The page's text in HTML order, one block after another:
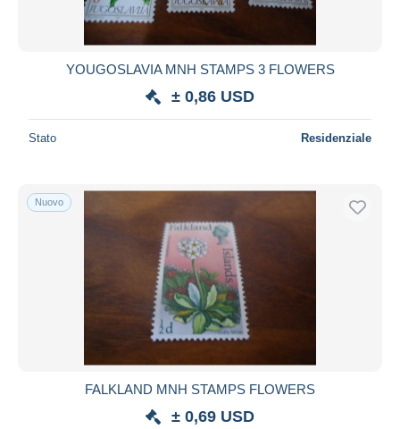
YOUGOSLAVIA MNH STAMPS 3 FLOWERS
± 0,86 USD
Stato Residenziale
Nuovo
FALKLAND MNH STAMPS FLOWERS
± 0,69 USD